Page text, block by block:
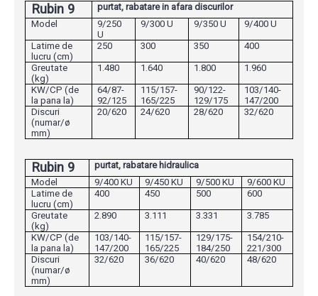
Rubin 9
purtat, rabatare in afara discurilor
Model
9/250
U
9/300 U 9/350 U 9/400 U
Latime de
lucru (cm)
250 300 350 400
Greutate
(kg)
1.480 1.640 1.800 1.960
KW/CP (de
la pana la)
64/87-
92/125
115/157-
165/225
90/122-
129/175
103/140-
147/200
Discuri
(numar/ø
mm)
20/620 24/620 28/620 32/620
Rubin 9
purtat, rabatare hidraulica
Model
9/400 KU 9/450 KU 9/500 KU
9/600 KU
Latime de
lucru (cm)
400 450 500 600
Greutate
(kg)
2.890 3.111 3.331 3.785
KW/CP (de
la pana la)
103/140-
147/200
115/157-
165/225
129/175-
184/250
154/210-
221/300
Discuri
(numar/ø
mm)
32/620 36/620 40/620 48/620